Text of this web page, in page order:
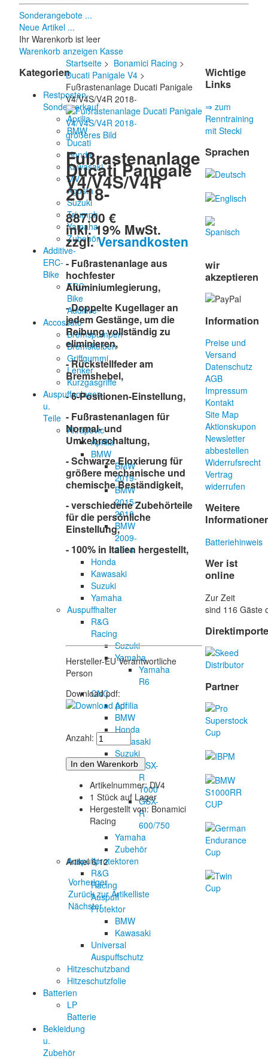
Sonderangebote ...
Neue Artikel ...
Ihr Warenkorb ist leer
Warenkorb anzeigen Kasse
Kategorien
Restposten-
Sonderverkauf
Aprilia
BMW
Ducati
Honda
Kawasaki
MV
Agusta
Suzuki
Triumph
Yamaha
Zubehör
Additive-
ERC-
Bike
ERC-
Bike
Additive
Accossato
Bremspumpen
Bremskolben
Griffgummi
Lenker
Kurzgasgriffe
Auspuffanlagen
u.
Teile
Akrapovic
Aprilia
BMW
BMW
2019-
BMW
2015-
2018
BMW
2009-
2014
Honda
Kawasaki
Suzuki
Yamaha
Auspuffhalter
R&G
Racing
Suzuki
Yamaha
Yamaha
R6
CNC
Aprilia
BMW
Honda
Kawasaki
Suzuki
GSX-
R
1000
GSX-
R
600/750
Yamaha
Zubehör
Auspuffprotektoren
R&G
Racing
Auspuff
Protektor
BMW
Kawasaki
Universal
Auspuffschutz
Hitzeschutzband
Hitzeschutzfolie
Batterien
LP
Batterie
Bekleidung
u.
Zubehör
Startseite> Bonamici Racing >
Ducati Panigale V4>
Fußrastenanlage Ducati Panigale
V4/V4S/V4R 2018-
größeres Bild
Fußrastenanlage
Ducati Panigale
V4/V4S/V4R
2018-
887.00 €
inkl. 19% MwSt.
zzgl.Versandkosten
- Fußrastenanlage aus
hochfester
Aluminiumlegierung,
- Doppelte Kugellager an
jedem Gestänge, um die
Reibung vollständig zu
eliminieren,
- Rückstellfeder am
Bremshebel,
- 6-Positionen-Einstellung,
- Fußrastenanlagen für
Normal- und
Umkehrschaltung,
- Schwarze Eloxierung für
größere mechanische und
chemische Beständigkeit,
- verschiedene Zubehörteile
für die persönliche
Einstellung,
- 100% in Italien hergestellt,
Hersteller-EU Verantwortliche
Person
Download pdf:
Anzahl:
Artikelnummer: DV4
1 Stück auf Lager
Hergestellt von: Bonamici
Racing
Artikel 6/12
Vorheriger
Zurück zur Artikelliste
Nächster
Wichtige
Links
⇒ zum
Renntraining
mit Stecki
Sprachen
wir
akzeptieren
Information
Preise und
Versand
Datenschutz
AGB
Impressum
Kontakt
Site Map
Aktionskupon
Newsletter
abbestellen
Widerrufsrecht
Vertrag
widerrufen
Weitere
Batteriehinweis
Wer ist
online
Zur Zeit
sind 116 Gäste
Partner